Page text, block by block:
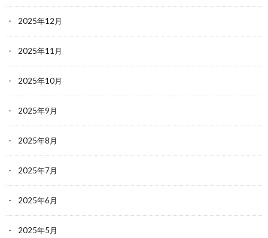
2025年12月
2025年11月
2025年10月
2025年9月
2025年8月
2025年7月
2025年6月
2025年5月